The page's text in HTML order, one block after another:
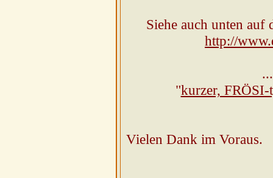
Siehe auch unten auf
http://
"kurzer,
Vielen Dank im Voraus.